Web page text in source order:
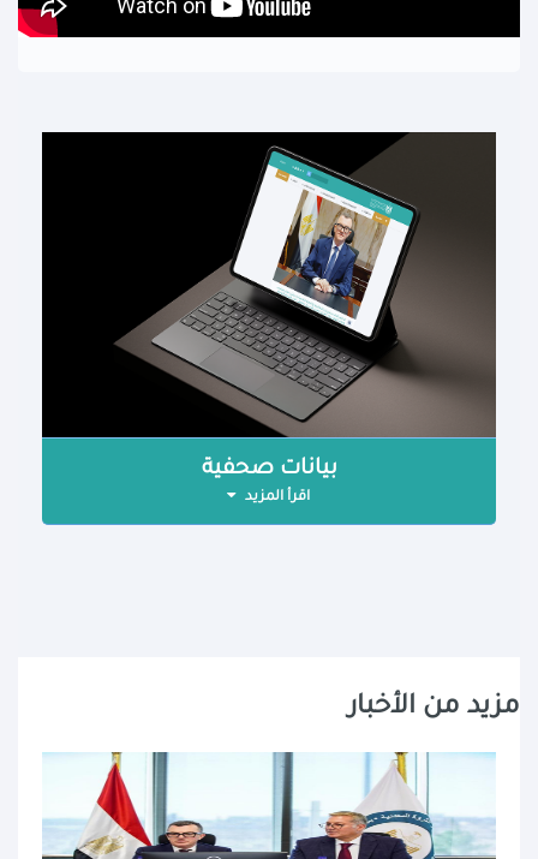
بيانات صحفية
اقرأ المزيد
مزيد من الأخبار